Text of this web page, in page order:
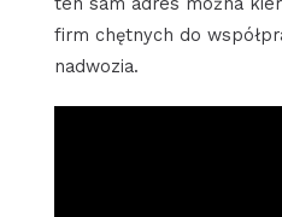
firm chętnych do
nadwozia.